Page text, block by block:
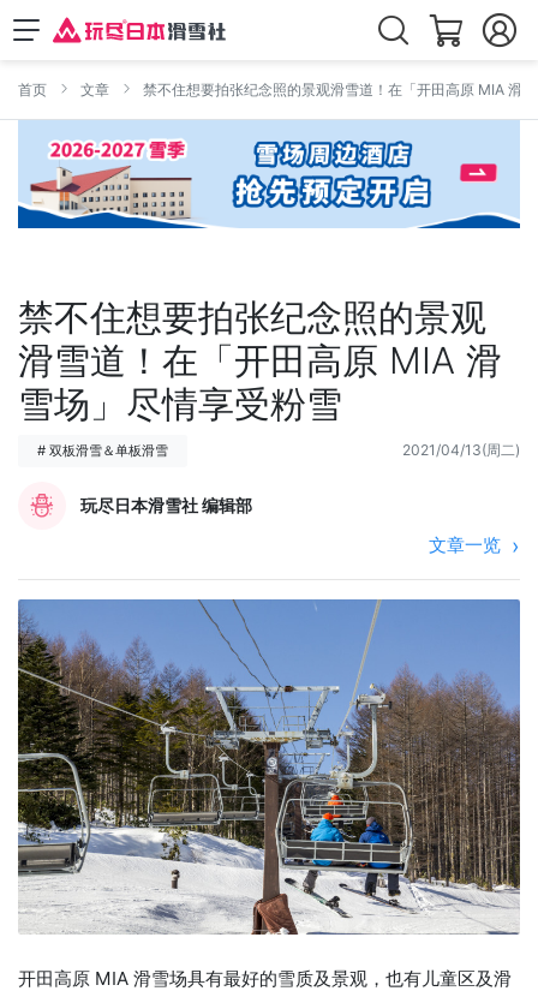
首页 文章 禁不住想要拍张纪念照的景观滑雪道！在「开田高原 MIA 滑
禁不住想要拍张纪念照的景观
滑雪道！在「开田高原 MIA 滑
雪场」尽情享受粉雪
# 双板滑雪＆单板滑雪 2021/04/13(周二)
玩尽日本滑雪社 编辑部
文章一览
开田高原 MIA 滑雪场具有最好的雪质及景观，也有儿童区及滑